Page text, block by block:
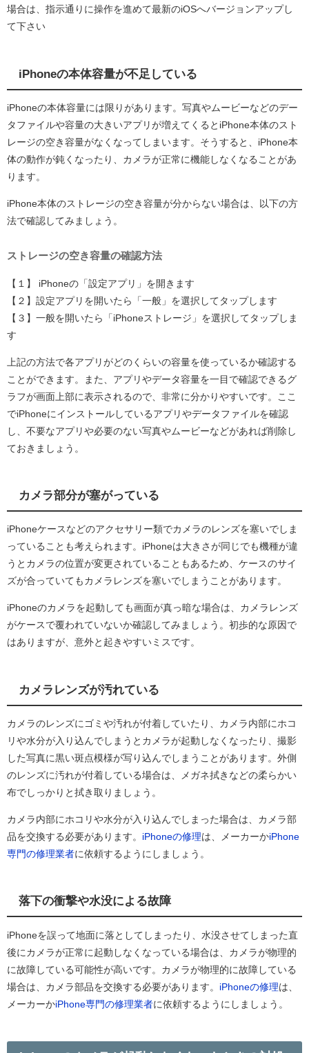
場合は、指示通りに操作を進めて最新のiOSへバージョンアップし
て下さい
iPhoneの本体容量が不足している
iPhoneの本体容量には限りがあります。写真やムービーなどのデー
タファイルや容量の大きいアプリが増えてくるとiPhone本体のスト
レージの空き容量がなくなってしまいます。そうすると、iPhone本
体の動作が鈍くなったり、カメラが正常に機能しなくなることがあ
ります。
iPhone本体のストレージの空き容量が分からない場合は、以下の方
法で確認してみましょう。
ストレージの空き容量の確認方法
【１】 iPhoneの「設定アプリ」を開きます
【２】設定アプリを開いたら「一般」を選択してタップします
【３】一般を開いたら「iPhoneストレージ」を選択してタップしま
す
上記の方法で各アプリがどのくらいの容量を使っているか確認する
ことができます。また、アプリやデータ容量を一目で確認できるグ
ラフが画面上部に表示されるので、非常に分かりやすいです。ここ
でiPhoneにインストールしているアプリやデータファイルを確認
し、不要なアプリや必要のない写真やムービーなどがあれば削除し
ておきましょう。
カメラ部分が塞がっている
iPhoneケースなどのアクセサリー類でカメラのレンズを塞いでしま
っていることも考えられます。iPhoneは大きさが同じでも機種が違
うとカメラの位置が変更されていることもあるため、ケースのサイ
ズが合っていてもカメラレンズを塞いでしまうことがあります。
iPhoneのカメラを起動しても画面が真っ暗な場合は、カメラレンズ
がケースで覆われていないか確認してみましょう。初歩的な原因で
はありますが、意外と起きやすいミスです。
カメラレンズが汚れている
カメラのレンズにゴミや汚れが付着していたり、カメラ内部にホコ
リや水分が入り込んでしまうとカメラが起動しなくなったり、撮影
した写真に黒い斑点模様が写り込んでしまうことがあります。外側
のレンズに汚れが付着している場合は、メガネ拭きなどの柔らかい
布でしっかりと拭き取りましょう。
カメラ内部にホコリや水分が入り込んでしまった場合は、カメラ部
品を交換する必要があります。 iPhoneの修理は、メーカーかiPhone
専門の修理業者に依頼するようにしましょう。
落下の衝撃や水没による故障
iPhoneを誤って地面に落としてしまったり、水没させてしまった直
後にカメラが正常に起動しなくなっている場合は、カメラが物理的
に故障している可能性が高いです。カメラが物理的に故障している
場合は、カメラ部品を交換する必要があります。 iPhoneの修理は、
メーカーかiPhone専門の修理業者に依頼するようにしましょう。